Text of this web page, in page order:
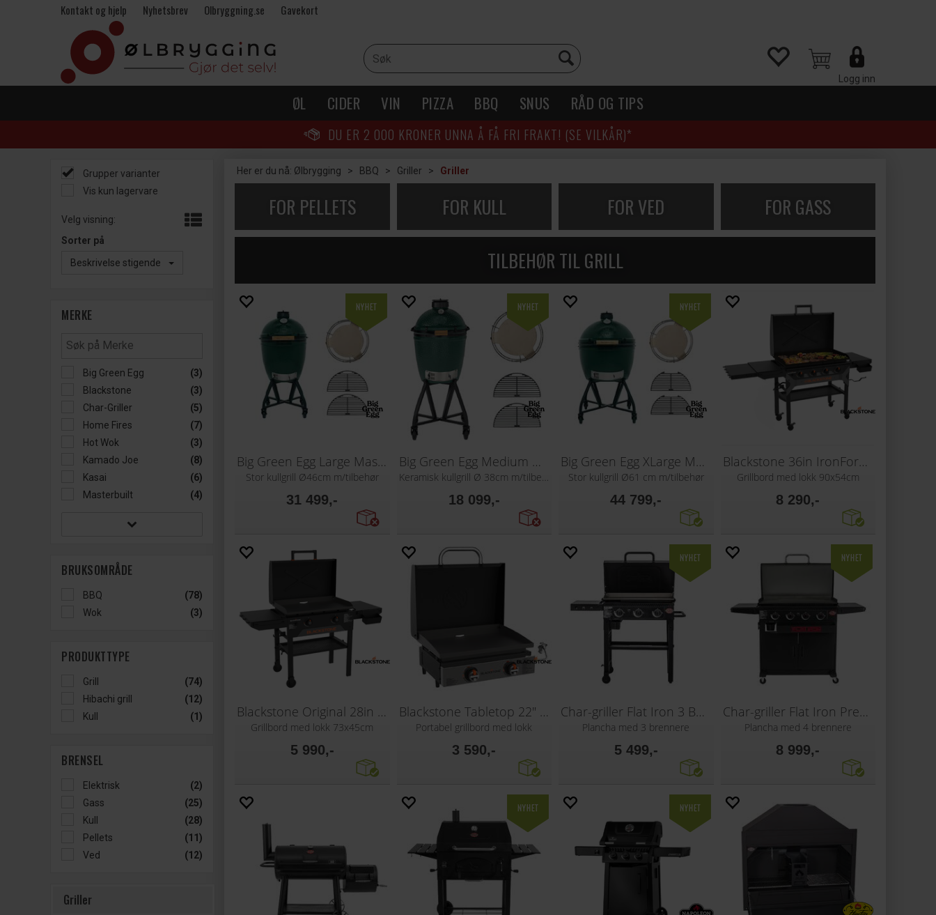
Kontakt og hjelp Nyhetsbrev Olbryggning.se Gavekort
Logg inn
ØL CIDER VIN PIZZA BBQ SNUS RÅD OG TIPS
DU ER 2 000 KRONER UNNA Å FÅ FRI FRAKT! (SE VILKÅR)*
Her er du nå: Ølbrygging > BBQ > Griller > Griller
Grupper varianter
Vis kun lagervare
Velg visning:
Sorter på
Beskrivelse stigende
MERKE
Big Green Egg
(3)
Blackstone
(3)
Char-Griller
(5)
Home Fires
(7)
Hot Wok
(3)
Kamado Joe
(8)
Kasai
(6)
Masterbuilt
(4)
BRUKSOMRÅDE
BBQ
(78)
Wok
(3)
PRODUKTTYPE
Grill
(74)
Hibachi grill
(12)
Kull
(1)
BRENSEL
Elektrisk
(2)
Gass
(25)
Kull
(28)
Pellets
(11)
Ved
(12)
Griller
FOR PELLETS FOR KULL FOR VED
FOR GASS
TILBEHØR TIL GRILL
Big Green Egg Large Master Set
Stor kullgrill Ø46cm m/tilbehør
31 499,-
Big Green Egg Medium Master Set
Keramisk kullgrill Ø 38cm m/tilbehør
18 099,-
Big Green Egg XLarge Master Set
Stor kullgrill Ø61 cm m/tilbehør
44 799,-
Blackstone 36in IronForged
Grillbord med lokk 90x54cm
8 290,-
Blackstone Original 28in Omnivore
Grillbord med lokk 73x45cm
5 990,-
Blackstone Tabletop 22" Griddle hood
Portabel grillbord med lokk
3 590,-
Char-griller Flat Iron 3 Burner Griddle
Plancha med 3 brennere
5 499,-
Char-griller Flat Iron Premium Griddle
Plancha med 4 brennere
8 999,-